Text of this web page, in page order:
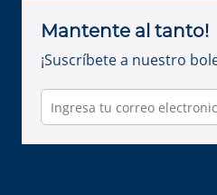
Mantente al tanto!
¡Suscríbete a nuestro